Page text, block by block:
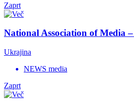
Zaprt
National Association of Media
Ukrajina
NEWS media
Zaprt